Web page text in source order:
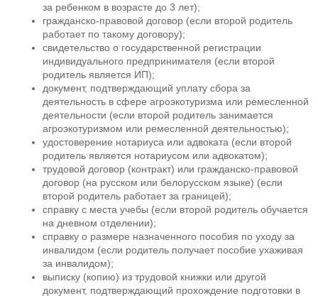
за ребенком в возрасте до 3 лет);
гражданско-правовой договор (если второй родитель
работает по такому договору);
свидетельство о государственной регистрации
индивидуального предпринимателя (если второй
родитель является ИП);
документ, подтверждающий уплату сбора за
деятельность в сфере агроэкотуризма или ремесленной
деятельности (если второй родитель занимается
агроэкотуризмом или ремесленной деятельностью);
удостоверение нотариуса или адвоката (если второй
родитель является нотариусом или адвокатом);
трудовой договор (контракт) или гражданско-правовой
договор (на русском или белорусском языке) (если
второй родитель работает за границей);
справку с места учебы (если второй родитель обучается
на дневном отделении);
справку о размере назначенного пособия по уходу за
инвалидом (если родитель получает пособие ухаживая
за инвалидом);
выписку (копию) из трудовой книжки или другой
документ, подтверждающий прохождение подготовки в